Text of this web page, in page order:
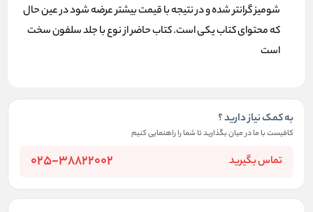
شومیز گرانتر شده و در نتیجه با قیمت بیشتر عرضه شود در عین حال
که محتوای کتاب یکی است. کتاب حاضر از نوع با جلد سلفون سخت
است
به کمک نیاز دارید ؟
کافیست با ما در میان بگذارید تا شما را راهنمایی کنیم
تماس بگیرید 025-38822002